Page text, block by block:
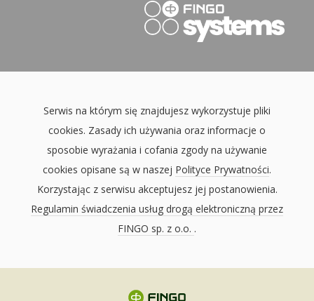
Serwis na którym się znajdujesz wykorzystuje pliki
cookies. Zasady ich używania oraz informacje o
sposobie wyrażania i cofania zgody na używanie
cookies opisane są w naszej Polityce Prywatności.
Korzystając z serwisu akceptujesz jej postanowienia.
Regulamin świadczenia usług drogą elektroniczną przez
FINGO sp. z o.o. .